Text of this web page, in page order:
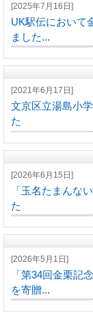
[2025年7月16日]
UK駅伝において
ました...
[2021年6月17日]
文京区立湯島小
た
[2026年6月15日]
「玉名たまんな
た
[2026年5月1日]
「第34回金栗記
を寄贈...